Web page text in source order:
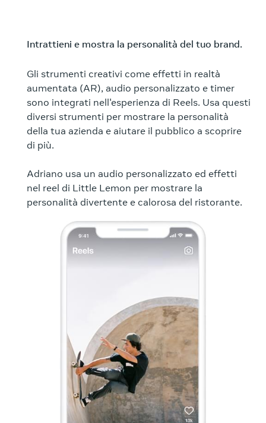
Intrattieni e mostra la personalità del tuo brand.
Gli strumenti creativi come effetti in realtà
aumentata (AR), audio personalizzato e timer
sono integrati nell'esperienza di Reels. Usa questi
diversi strumenti per mostrare la personalità
della tua azienda e aiutare il pubblico a scoprire
di più.
Adriano usa un audio personalizzato ed effetti
nel reel di Little Lemon per mostrare la
personalità divertente e calorosa del ristorante.